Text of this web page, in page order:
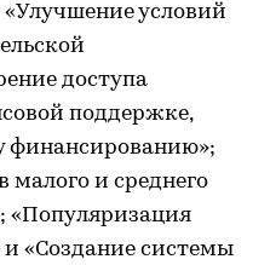
условий
доступа
поддержке,
финансированию»;
малого и среднего
«Популяризация
«Создание системы